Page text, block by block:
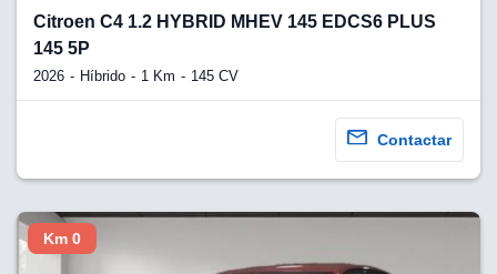
Citroen C4 1.2 HYBRID MHEV 145 EDCS6 PLUS
145 5P
2026 Híbrido 1 Km 145 CV
Contactar
Km 0